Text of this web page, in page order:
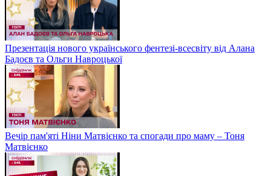
Презентація нового українського фентезі-всесвіту від Алана
Бадоєв та Ольги Навроцької
Вечір пам'яті Ніни Матвієнко та спогади про маму – Тоня
Матвієнко